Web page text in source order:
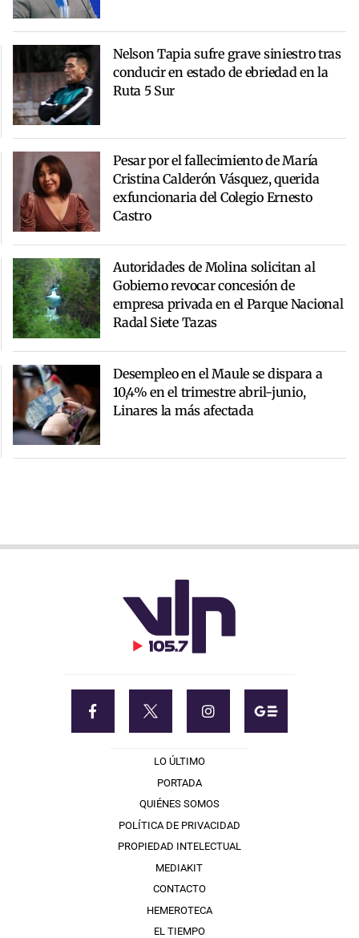
Nelson Tapia sufre grave siniestro tras
conducir en estado de ebriedad en la
Ruta 5 Sur
Pesar por el fallecimiento de María
Cristina Calderón Vásquez, querida
exfuncionaria del Colegio Ernesto
Castro
Autoridades de Molina solicitan al
Gobierno revocar concesión de
empresa privada en el Parque Nacional
Radal Siete Tazas
Desempleo en el Maule se dispara a
10,4% en el trimestre abril-junio,
Linares la más afectada
LO ÚLTIMO
PORTADA
QUIÉNES SOMOS
POLÍTICA DE PRIVACIDAD
PROPIEDAD INTELECTUAL
MEDIAKIT
CONTACTO
HEMEROTECA
EL TIEMPO